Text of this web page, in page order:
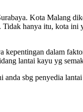
Kota Malang
hanya itu, kota ini
dalam
lantai kayu yg
sbg penyedia